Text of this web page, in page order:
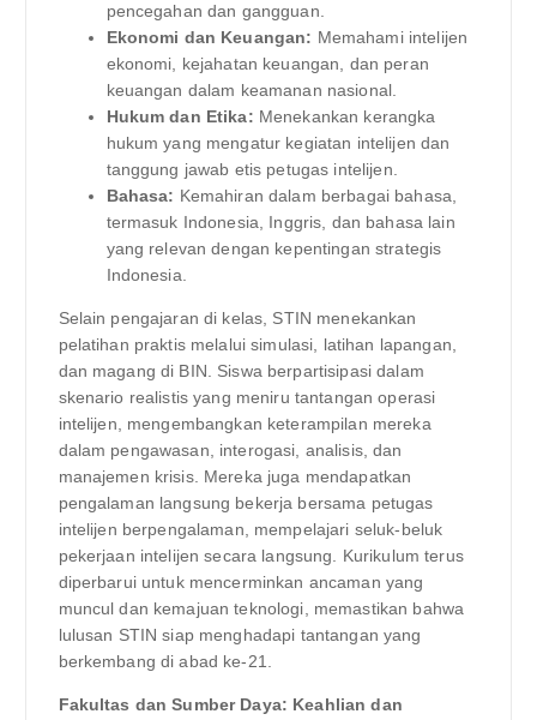
pencegahan dan gangguan.
Ekonomi dan Keuangan: Memahami intelijen
ekonomi, kejahatan keuangan, dan peran
keuangan dalam keamanan nasional.
Hukum dan Etika: Menekankan kerangka
hukum yang mengatur kegiatan intelijen dan
tanggung jawab etis petugas intelijen.
Bahasa: Kemahiran dalam berbagai bahasa,
termasuk Indonesia, Inggris, dan bahasa lain
yang relevan dengan kepentingan strategis
Indonesia.
Selain pengajaran di kelas, STIN menekankan
pelatihan praktis melalui simulasi, latihan lapangan,
dan magang di BIN. Siswa berpartisipasi dalam
skenario realistis yang meniru tantangan operasi
intelijen, mengembangkan keterampilan mereka
dalam pengawasan, interogasi, analisis, dan
manajemen krisis. Mereka juga mendapatkan
pengalaman langsung bekerja bersama petugas
intelijen berpengalaman, mempelajari seluk-beluk
pekerjaan intelijen secara langsung. Kurikulum terus
diperbarui untuk mencerminkan ancaman yang
muncul dan kemajuan teknologi, memastikan bahwa
lulusan STIN siap menghadapi tantangan yang
berkembang di abad ke-21.
Fakultas dan Sumber Daya: Keahlian dan